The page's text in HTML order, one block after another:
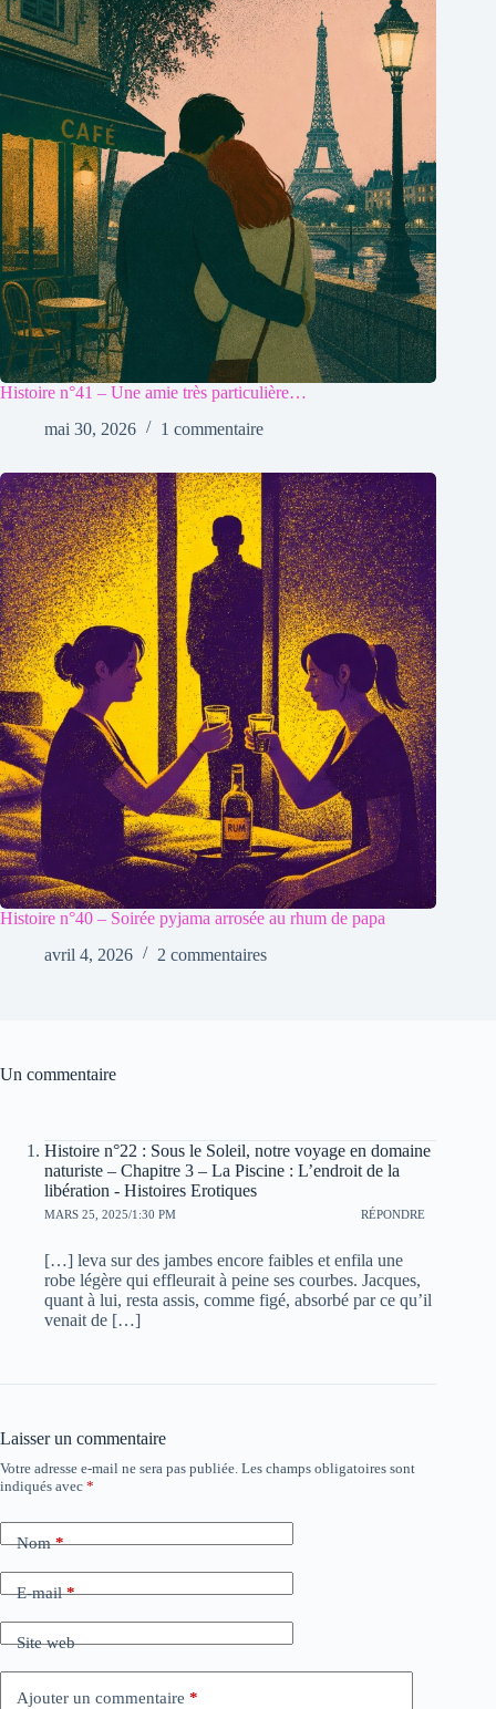
Histoire n°41 – Une amie très particulière…
mai 30, 2026
1 commentaire
Histoire n°40 – Soirée pyjama arrosée au rhum de papa
avril 4, 2026
2 commentaires
Un commentaire
Histoire n°22 : Sous le Soleil, notre voyage en domaine
naturiste – Chapitre 3 – La Piscine : L’endroit de la
libération - Histoires Erotiques
MARS 25, 2025/1:30 PM RÉPONDRE
[…] leva sur des jambes encore faibles et enfila une
robe légère qui effleurait à peine ses courbes. Jacques,
quant à lui, resta assis, comme figé, absorbé par ce qu’il
venait de […]
Laisser un commentaire
Votre adresse e-mail ne sera pas publiée. Les champs obligatoires sont
indiqués avec *
Nom*
E-mail*
Site web
Ajouter un commentaire *